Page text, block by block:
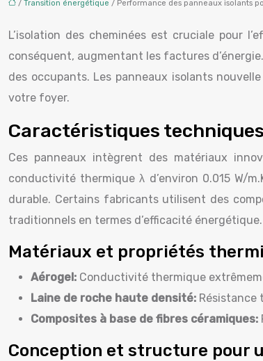
/ Transition énergétique / Performance des panneaux isolants
L’isolation des cheminées est cruciale pour
conséquent, augmentant les factures
des occupants. Les panneaux isolants
votre foyer.
Caractéristiques
Ces panneaux intègrent des matériaux
conductivité thermique λ d’environ 0.015 W/
durable. Certains fabricants utilisent des
traditionnels en termes d’efficacité énergétique.
Matériaux et propriétés
Aérogel: Conductivité thermique
Laine de roche haute densité: Résistance
Composites à base de fibres céramiques:
Conception et structure pour